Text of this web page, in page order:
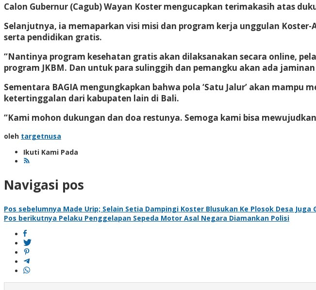
Calon Gubernur (Cagub) Wayan Koster mengucapkan terimakasih atas
Selanjutnya, ia memaparkan visi misi dan program kerja unggulan
serta pendidikan gratis.
“Nantinya program kesehatan gratis akan dilaksanakan secara online,
program JKBM. Dan untuk para sulinggih dan pemangku akan ada jaminan
Sementara BAGIA mengungkapkan bahwa pola ‘Satu Jalur’ akan
ketertinggalan dari kabupaten lain di Bali.
“Kami mohon dukungan dan doa restunya. Semoga kami bisa
oleh targetnusa
Ikuti Kami Pada
Navigasi pos
Pos sebelumnya Made Urip; Selain Setia Dampingi Koster Blusukan Ke Plosok Desa
Pos berikutnya Pelaku Penggelapan Sepeda Motor Asal Negara Diamankan Polisi